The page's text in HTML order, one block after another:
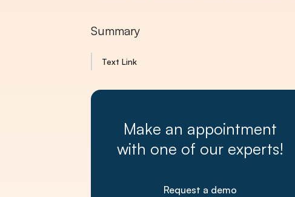
Summary
Text Link
Make an appointment
with one of our experts!
Request a demo